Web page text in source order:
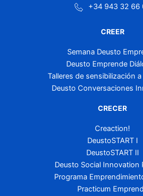
+34 943 32 66
CREER
Semana Deusto
Deusto Emprende
Talleres de sensibilización
Deusto Conversaciones
CRECER
Creaction!
DeustoSTART I
DeustoSTART II
Deusto Social Innovation
Programa
Practicum